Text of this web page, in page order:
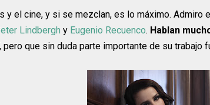
y el cine, y si se mezclan, es lo máximo. Admiro
Lindbergh y Eugenio Recuenco. Hablan
, pero que sin duda parte importante de su trabajo